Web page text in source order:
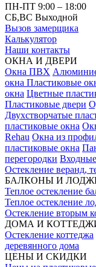
ПН-ПТ 9:00 – 18:00
СБ,ВС Выходной
Вызов замерщика
Калькулятор
Наши контакты
ОКНА И ДВЕРИ
Окна ПВХ
окна Пластиковые
окна Цветные
Пластиковые двери
Двухстворчатые
пластиковые окна
Rehau Окна из
пластиковые окна
перегородки
Остекление веранд,
БАЛКОНЫ И
Теплое остекление
Теплое остекление
Остекление вторым
ДОМА И
Остекление коттеджа
деревянного дома
ЦЕНЫ И СКИДКИ